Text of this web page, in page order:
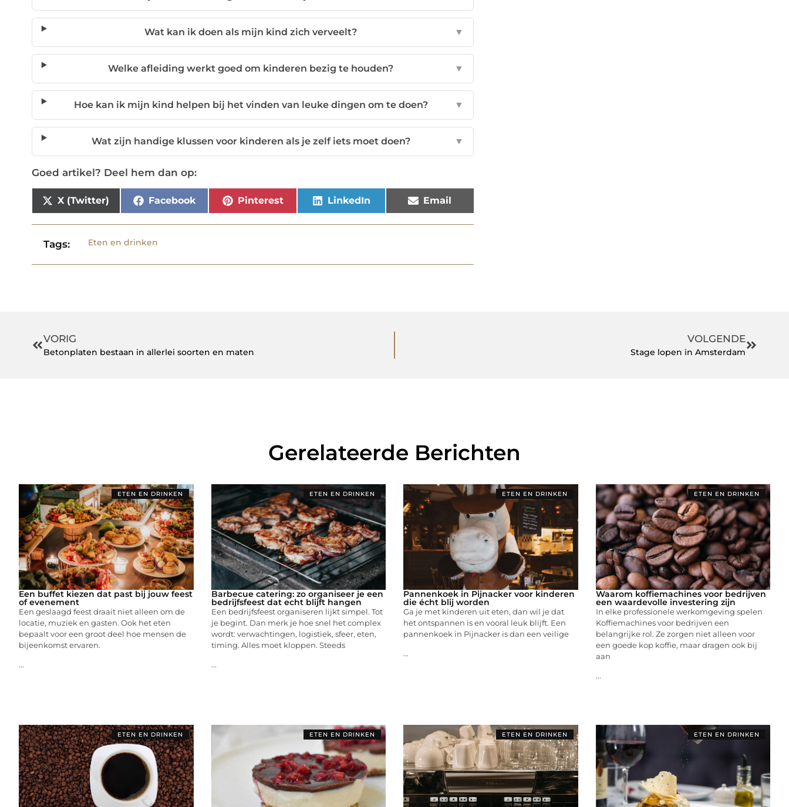
Wat kan ik doen als mijn kind zich verveelt? ▼
Welke afleiding werkt goed om kinderen bezig te houden? ▼
Hoe kan ik mijn kind helpen bij het vinden van leuke dingen om te doen? ▼
Wat zijn handige klussen voor kinderen als je zelf iets moet doen? ▼
Goed artikel? Deel hem dan op:
X (Twitter) Facebook Pinterest LinkedIn Email
Tags: Eten en drinken
VORIG
Betonplaten bestaan in allerlei soorten en maten
VOLGENDE
Stage lopen in Amsterdam
Gerelateerde Berichten
ETEN EN DRINKEN
Een buffet kiezen dat past bij jouw feest
of evenement
Een geslaagd feest draait niet alleen om de
locatie, muziek en gasten. Ook het eten
bepaalt voor een groot deel hoe mensen de
bijeenkomst ervaren.
...
ETEN EN DRINKEN
Barbecue catering: zo organiseer je een
bedrijfsfeest dat echt blijft hangen
Een bedrijfsfeest organiseren lijkt simpel. Tot
je begint. Dan merk je hoe snel het complex
wordt: verwachtingen, logistiek, sfeer, eten,
timing. Alles moet kloppen. Steeds
...
ETEN EN DRINKEN
Pannenkoek in Pijnacker voor kinderen
die écht blij worden
Ga je met kinderen uit eten, dan wil je dat
het ontspannen is en vooral leuk blijft. Een
pannenkoek in Pijnacker is dan een veilige
...
ETEN EN DRINKEN
Waarom koffiemachines voor bedrijven
een waardevolle investering zijn
In elke professionele werkomgeving spelen
Koffiemachines voor bedrijven een
belangrijke rol. Ze zorgen niet alleen voor
een goede kop koffie, maar dragen ook bij
aan
...
ETEN EN DRINKEN ETEN EN DRINKEN ETEN EN DRINKEN ETEN EN DRINKEN